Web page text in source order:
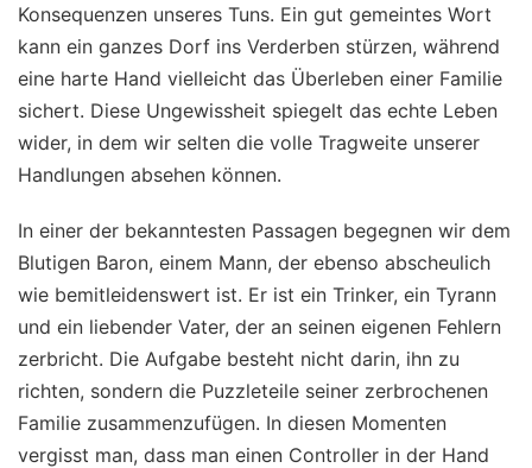
Konsequenzen unseres Tuns. Ein gut gemeintes Wort
kann ein ganzes Dorf ins Verderben stürzen, während
eine harte Hand vielleicht das Überleben einer Familie
sichert. Diese Ungewissheit spiegelt das echte Leben
wider, in dem wir selten die volle Tragweite unserer
Handlungen absehen können.
In einer der bekanntesten Passagen begegnen wir dem
Blutigen Baron, einem Mann, der ebenso abscheulich
wie bemitleidenswert ist. Er ist ein Trinker, ein Tyrann
und ein liebender Vater, der an seinen eigenen Fehlern
zerbricht. Die Aufgabe besteht nicht darin, ihn zu
richten, sondern die Puzzleteile seiner zerbrochenen
Familie zusammenzufügen. In diesen Momenten
vergisst man, dass man einen Controller in der Hand